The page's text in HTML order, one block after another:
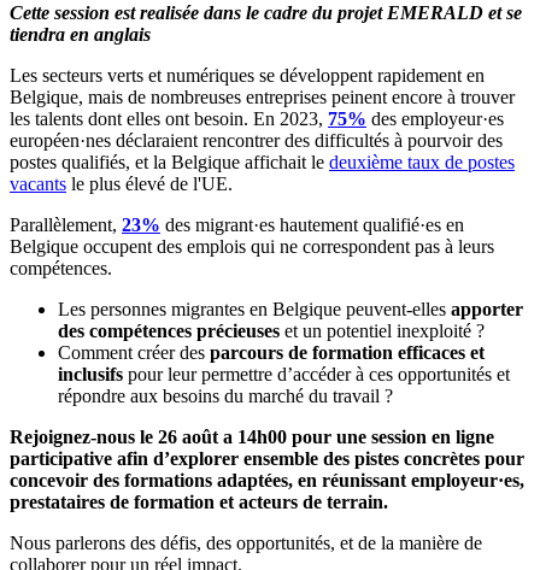
Cette session est realisée dans le cadre du projet EMERALD et se
tiendra en anglais
Les secteurs verts et numériques se développent rapidement en
Belgique, mais de nombreuses entreprises peinent encore à trouver
les talents dont elles ont besoin. En 2023, 75% des employeur·es
européen·nes déclaraient rencontrer des difficultés à pourvoir des
postes qualifiés, et la Belgique affichait le deuxième taux de postes
vacants le plus élevé de l'UE.
Parallèlement, 23% des migrant·es hautement qualifié·es en
Belgique occupent des emplois qui ne correspondent pas à leurs
compétences.
Les personnes migrantes en Belgique peuvent-elles apporter
des compétences précieuses et un potentiel inexploité ?
Comment créer des parcours de formation efficaces et
inclusifs pour leur permettre d’accéder à ces opportunités et
répondre aux besoins du marché du travail ?
Rejoignez-nous le 26 août a 14h00 pour une session en ligne
participative afin d’explorer ensemble des pistes concrètes pour
concevoir des formations adaptées, en réunissant employeur·es,
prestataires de formation et acteurs de terrain.
Nous parlerons des défis, des opportunités, et de la manière de
collaborer pour un réel impact.